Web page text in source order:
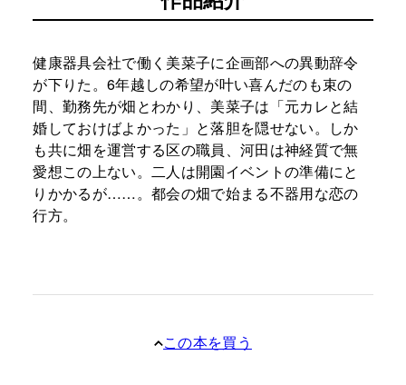
健康器具会社で働く美菜子に企画部への異動辞令
が下りた。6年越しの希望が叶い喜んだのも束の
間、勤務先が畑とわかり、美菜子は「元カレと結
婚しておけばよかった」と落胆を隠せない。しか
も共に畑を運営する区の職員、河田は神経質で無
愛想この上ない。二人は開園イベントの準備にと
りかかるが……。都会の畑で始まる不器用な恋の
行方。
この本を買う